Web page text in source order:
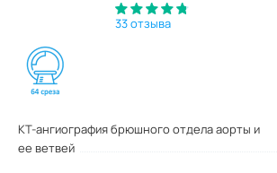
33 отзыва
КТ-ангиография брюшного отдела аорты и
ее ветвей